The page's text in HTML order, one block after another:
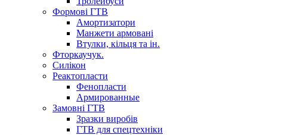
Формові ГТВ
Амортизатори
Манжети армовані
Втулки, кільця та ін.
Фторкаучук.
Силікон
Реактопласти
Фенопласти
Армированные
Замовні ГТВ
Зразки виробів
ГТВ для спецтехніки